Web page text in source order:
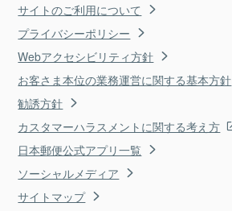
サイトのご利用について
プライバシーポリシー
Webアクセシビリティ方針
お客さま本位の業務運営に関する基本方針
勧誘方針
カスタマーハラスメントに関する考え方
日本郵便公式アプリ一覧
ソーシャルメディア
サイトマップ